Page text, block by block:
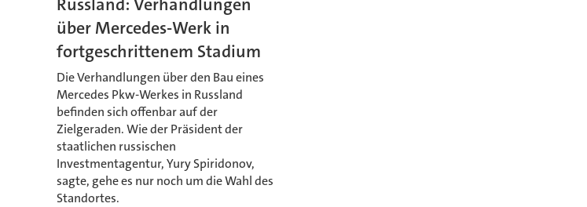
Russland: Verhandlungen
über Mercedes-Werk in
fortgeschrittenem Stadium
Die Verhandlungen über den Bau eines
Mercedes Pkw-Werkes in Russland
befinden sich offenbar auf der
Zielgeraden. Wie der Präsident der
staatlichen russischen
Investmentagentur, Yury Spiridonov,
sagte, gehe es nur noch um die Wahl des
Standortes.